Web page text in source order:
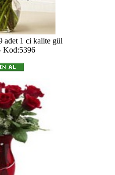
adet 1 ci kalite gül
Kod:5396